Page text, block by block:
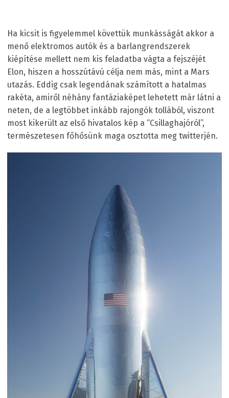
Ha kicsit is figyelemmel követtük munkásságát akkor a
menő elektromos autók és a barlangrendszerek
kiépítése mellett nem kis feladatba vágta a fejszéjét
Elon, hiszen a hosszútávú célja nem más, mint a Mars
utazás. Eddig csak legendának számított a hatalmas
rakéta, amiről néhány fantáziaképet lehetett már látni a
neten, de a legtöbbet inkább rajongók tollából, viszont
most kikerült az első hivatalos kép a “Csillaghajóról”,
természetesen főhősünk maga osztotta meg twitterjén.